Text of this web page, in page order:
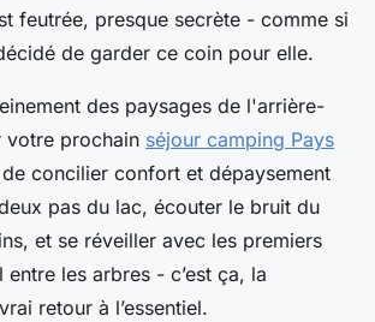
feutrée, presque secrète - comme si
de garder ce coin pour elle.
des paysages de l'arrière-
votre prochain séjour camping Pays
concilier confort et dépaysement
pas du lac, écouter le bruit du
et se réveiller avec les premiers
les arbres - c’est ça, la
retour à l’essentiel.